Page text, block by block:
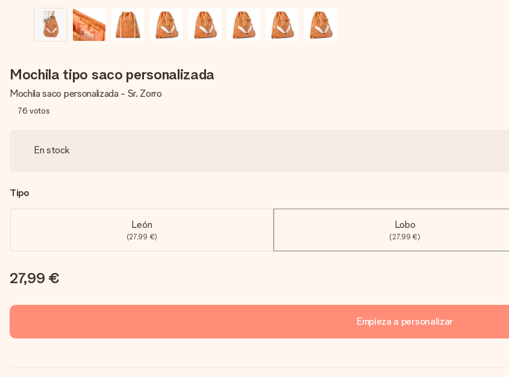
Mochila tipo saco personalizada
Mochila saco personalizada - Sr. Zorro
76 votos
En stock
Tipo
León
(27,99 €)
Lobo
(27,99 €)
27,99 €
Empieza a personalizar